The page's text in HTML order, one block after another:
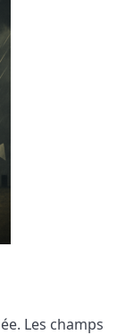
Les champs